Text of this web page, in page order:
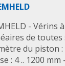
- Vérins
de toutes
du piston
: 4 .. 1200 mm